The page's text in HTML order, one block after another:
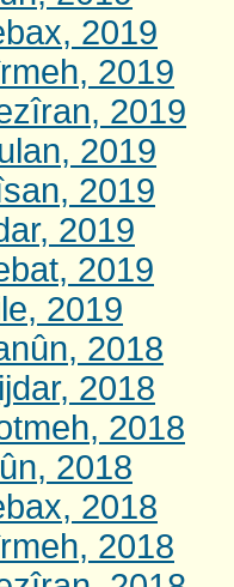
2019
2019
2019
2019
2019
2019
2019
2019
2018
2018
2018
2018
2018
2018